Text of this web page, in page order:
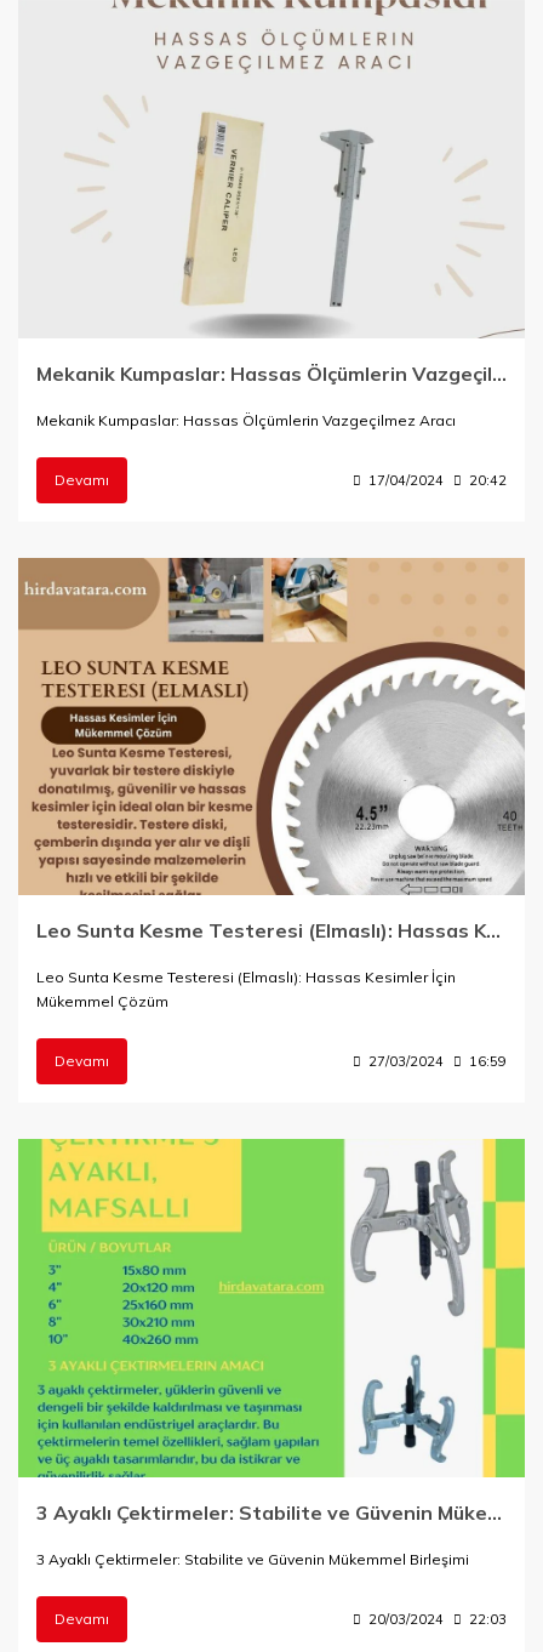
Mekanik Kumpaslar: Hassas Ölçümlerin Vazgeçilmez Aracı
Mekanik Kumpaslar: Hassas Ölçümlerin Vazgeçilmez Aracı
Devamı 17/04/2024 20:42
Leo Sunta Kesme Testeresi (Elmaslı): Hassas Kesimler İçin Mükemmel Çözüm
Leo Sunta Kesme Testeresi (Elmaslı): Hassas Kesimler İçin
Mükemmel Çözüm
Devamı 27/03/2024 16:59
3 Ayaklı Çektirmeler: Stabilite ve Güvenin Mükemmel Birleşimi
3 Ayaklı Çektirmeler: Stabilite ve Güvenin Mükemmel Birleşimi
Devamı 20/03/2024 22:03